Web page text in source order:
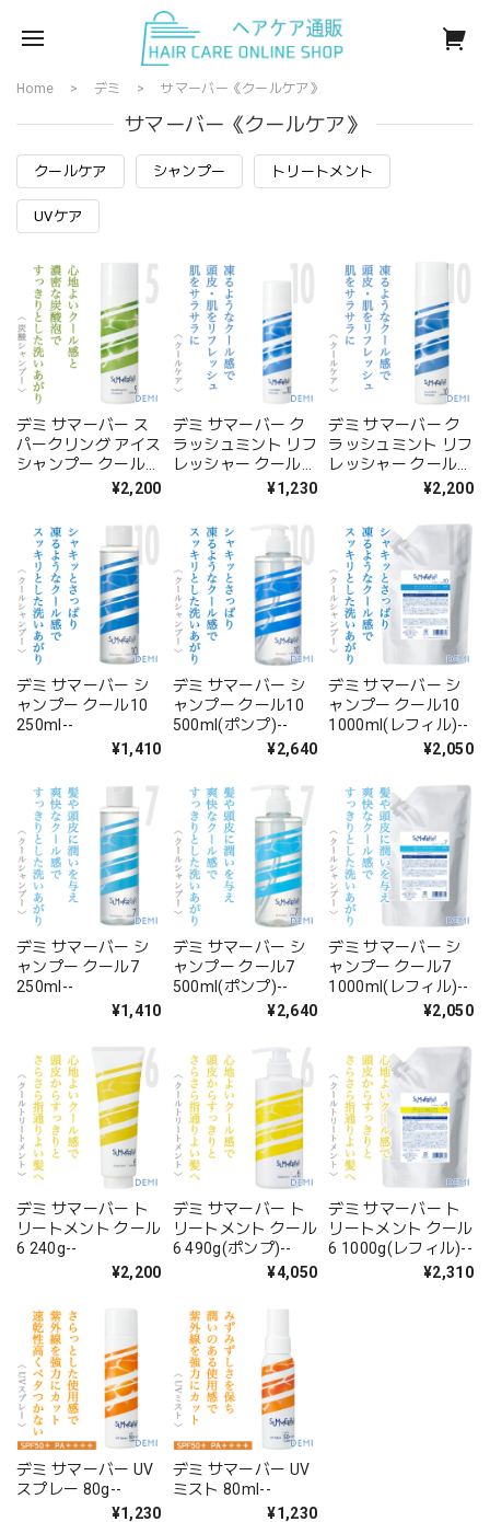
Home デミ サマーバー《クールケア》
サマーバー《クールケア》
クールケア シャンプー トリートメント
UVケア
デミ サマーバー ス
パークリング アイス
シャンプー クール5
¥2,200
デミ サマーバー ク
ラッシュミント リフ
レッシャー クール
¥1,230
デミ サマーバー ク
ラッシュミント リフ
レッシャー クール
¥2,200
デミ サマーバー シ
ャンプー クール10
250ml--
¥1,410
デミ サマーバー シ
ャンプー クール10
500ml(ポンプ)--
¥2,640
デミ サマーバー シ
ャンプー クール10
1000ml(レフィル)--
¥2,050
デミ サマーバー シ
ャンプー クール7
250ml--
¥1,410
デミ サマーバー シ
ャンプー クール7
500ml(ポンプ)--
¥2,640
デミ サマーバー シ
ャンプー クール7
1000ml(レフィル)--
¥2,050
デミ サマーバー ト
リートメント クール
6 240g--
¥2,200
デミ サマーバー ト
リートメント クール
6 490g(ポンプ)--
¥4,050
デミ サマーバー ト
リートメント クール
6 1000g(レフィル)--
¥2,310
デミ サマーバー UV
スプレー 80g--
¥1,230
デミ サマーバー UV
ミスト 80ml--
¥1,230